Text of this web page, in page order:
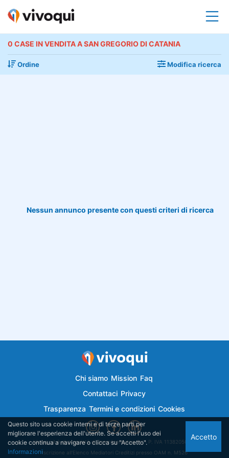
0 CASE IN VENDITA A SAN GREGORIO DI CATANIA
Ordine Modifica ricerca
Nessun annunco presente con questi criteri di ricerca
Chi siamo Mission Faq
Contattaci Privacy
Trasparenza Termini e condizioni Cookies
Vivoqui.it è di proprietà di Semplicemutuo Srl - P. IVA 11382050018
Iscrizione all'Elenco Mediatori Creditizi presso OAM n. M526
Questo sito usa cookie interni e di terze parti per
migliorare l'esperienza dell'utente. Se accetti l'uso dei
cookie continua a navigare o clicca su "Accetto".
Informazioni
Accetto